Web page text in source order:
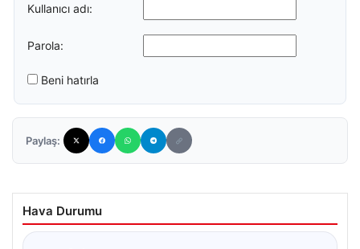
Kullanıcı adı:
Parola:
Beni hatırla
Paylaş:
Hava Durumu